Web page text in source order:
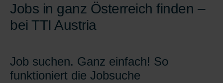
Jobs in ganz Österreich finden –
bei TTI Austria
Job suchen. Ganz einfach! So
funktioniert die Jobsuche